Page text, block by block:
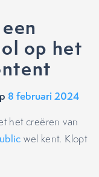
op het
8 februari 2024
het creëren van
wel kent. Klopt